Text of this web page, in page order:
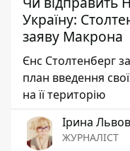
Україну:
заяву Макрона
Єнс Столтенберг
план введення
на її територію
Ірина
ЖУРНАЛІСТ